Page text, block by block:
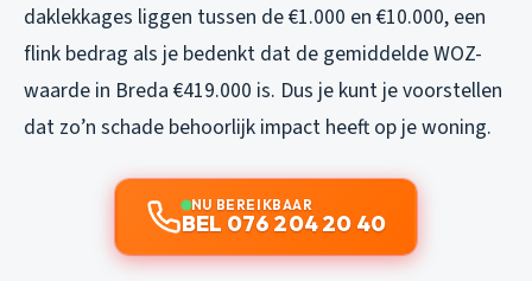
daklekkages liggen tussen de €1.000 en €10.000, een
flink bedrag als je bedenkt dat de gemiddelde WOZ-
waarde in Breda €419.000 is. Dus je kunt je voorstellen
dat zo’n schade behoorlijk impact heeft op je woning.
NU BEREIKBAAR
BEL 076 204 20 40